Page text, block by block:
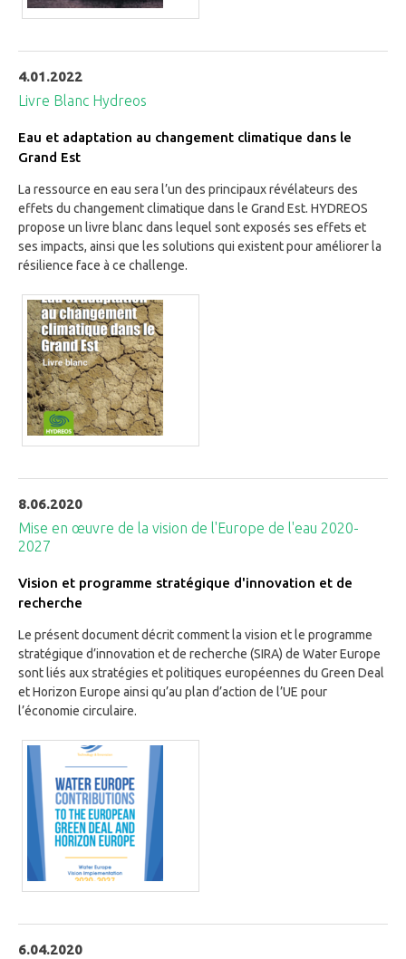
4.01.2022
Livre Blanc Hydreos
Eau et adaptation au changement climatique dans le
Grand Est
La ressource en eau sera l’un des principaux révélateurs des
effets du changement climatique dans le Grand Est. HYDREOS
propose un livre blanc dans lequel sont exposés ses effets et
ses impacts, ainsi que les solutions qui existent pour améliorer la
résilience face à ce challenge.
8.06.2020
Mise en œuvre de la vision de l'Europe de l'eau 2020-
2027
Vision et programme stratégique d'innovation et de
recherche
Le présent document décrit comment la vision et le programme
stratégique d’innovation et de recherche (SIRA) de Water Europe
sont liés aux stratégies et politiques européennes du Green Deal
et Horizon Europe ainsi qu’au plan d’action de l’UE pour
l’économie circulaire.
6.04.2020